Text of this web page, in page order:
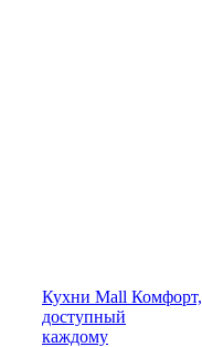
Кухни Mall Комфорт,
доступный
каждому